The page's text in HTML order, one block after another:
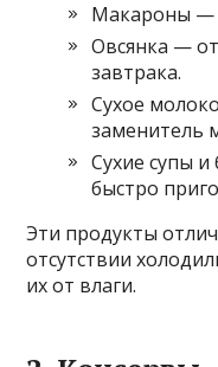
Макароны —
Овсянка —
завтрака.
Сухое
заменитель
Сухие супы
быстро
Эти продукты
отсутствии
их от влаги.